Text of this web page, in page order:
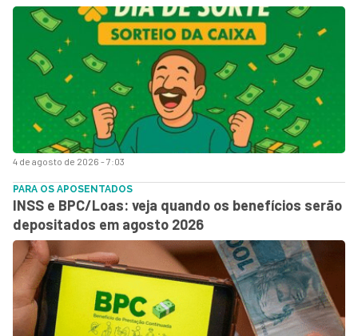
4 de agosto de 2026 - 7:03
PARA OS APOSENTADOS
INSS e BPC/Loas: veja quando os benefícios serão
depositados em agosto 2026